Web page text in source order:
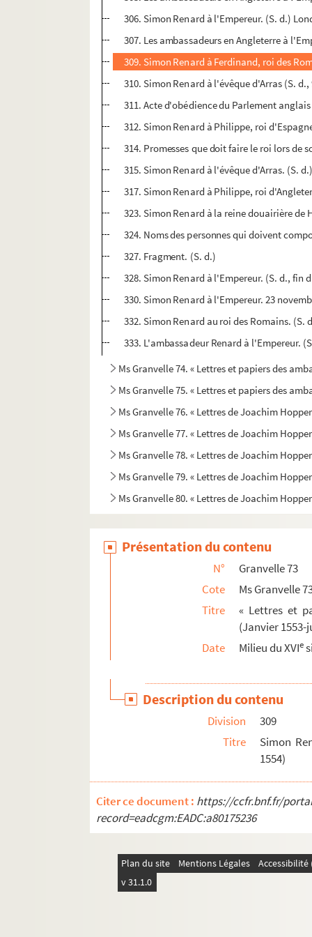
306. Simon Renard à l'Empereur. (S. d.)
307. Les ambassadeurs en Angleterre à
309. Simon Renard à Ferdinand, roi des
310. Simon Renard à l'évêque d'Arras (S.
311. Acte d'obédience du Parlement anglais
312. Simon Renard à Philippe, roi
314. Promesses que doit faire le roi lors de
315. Simon Renard à l'évêque d'Arras. (S.
317. Simon Renard à Philippe, roi
323. Simon Renard à la reine douairière de
324. Noms des personnes qui doivent
327. Fragment. (S. d.)
328. Simon Renard à l'Empereur. (S. d., fin
330. Simon Renard à l'Empereur. 23
332. Simon Renard au roi des Romains. (S.
333. L'ambassadeur Renard à l'Empereur.
Ms Granvelle 74. « Lettres et papiers des
Ms Granvelle 75. « Lettres et papiers des
Ms Granvelle 76. « Lettres de Joachim
Ms Granvelle 77. « Lettres de Joachim
Ms Granvelle 78. « Lettres de Joachim
Ms Granvelle 79. « Lettres de Joachim
Ms Granvelle 80. « Lettres de Joachim
Présentation du contenu
N°
Granvelle 73
Cote
Ms Granvelle
Titre
« Lettres et
(Janvier 1553-
Date
Milieu du XVIe
Description du contenu
Division
309
Titre
Simon
1554)
Citer ce document : https://ccfr.bnf.fr/
record=eadcgm:EADC:a80175236
Plan du site Mentions Légales
v 31.1.0